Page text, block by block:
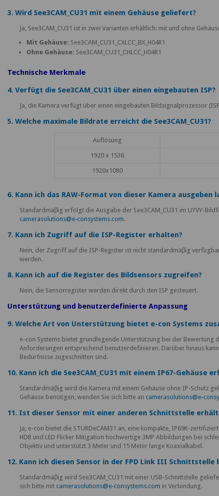
3. Wird See3CAM_CU31 mit einem Gehäuse geliefert?
Ja, See3CAM_CU31 ist in zwei Varianten erhältlich: mit und ohne
Mit Gehäuse: See3CAM_CU31_CXLCC_BX_H04R1
Ohne Gehäuse: See3CAM_CU31_CHLCC_H04R1
Technische Merkmale
4. Verfügt die See3CAM_CU31 über einen eingebauten ISP?
Ja, die Kamera verfügt über einen eingebauten Bildsignalprozessor
5. Welche maximale Bildrate erreicht die See3CAM_CU31?
Auflösung
1920 x 1536
1920x1080
6. Kann ich das RAW-Format von dieser Kamera ausgeben
Standardmäβig erfolgt die Ausgabe der See3CAM_CU31 im UYVY-
camerasolutions@e‑consystems.com.
7. Kann ich Zugriff auf die ISP-Register erhalten?
Nein, der Zugriff auf die ISP-Register ist nicht standardmäβig
werden.
8. Kann ich auf die Register des Bildsensors zugreifen?
Nein, die Sensorregister werden direkt durch den ISP gesteuert.
Unterstützung und benutzerdefinierte Anpassung
9. Welche Art von Unterstützung bietet e-con Systems
e-con Systems bietet grundlegende Unterstützung bei der Bewertung
Anforderungen entsprechend benutzerdefinieren. Darüber hinaus
Bedürfnisse zugeschnitten sind.
10. Kann ich die See3CAM_CU31 mit einem IP67-Gehäuse
Standardmäβig wird die Kamera mit einem Gehäuse ohne IP-Schutz
Gehäuse benötigen, wenden Sie sich bitte an
11. Ist dieser Sensor mit einer anderen Schnittstelle
Ja, e-con bietet die STURDeCAM31 an, eine kompakte, IP69K-
HDR und LED Flicker Mitigation hochwertige 3MP Abbildungen bei
Objektiv und unterstützt 3 Meter und 15 Meter lange Koaxialkabel.
12. Kann ich diesen Sensor in der FPD Link III Schnittstelle
Standardmäβig wird See3CAM_CU31 mit einer USB-Schnittstelle
sich bitte mit camerasolutions@e‑consystems.com in Verbindung.